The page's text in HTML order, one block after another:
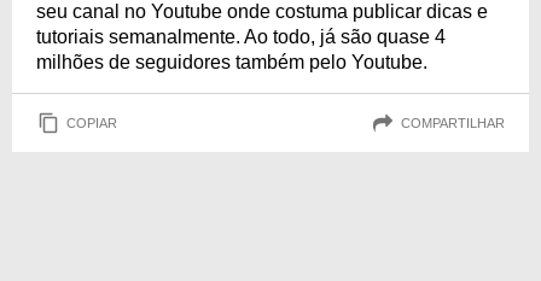
seu canal no Youtube onde costuma publicar dicas e
tutoriais semanalmente. Ao todo, já são quase 4
milhões de seguidores também pelo Youtube.
COPIAR COMPARTILHAR